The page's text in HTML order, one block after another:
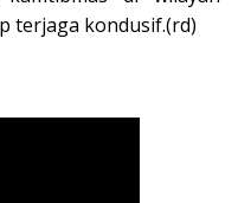
terjaga kondusif.(rd)